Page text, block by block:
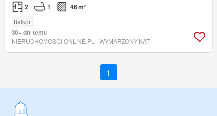
2 1 46 m²
Balkon
30+ dni temu
NIERUCHOMOSCI-ONLINE.PL - WYMARZONY KĄT
1